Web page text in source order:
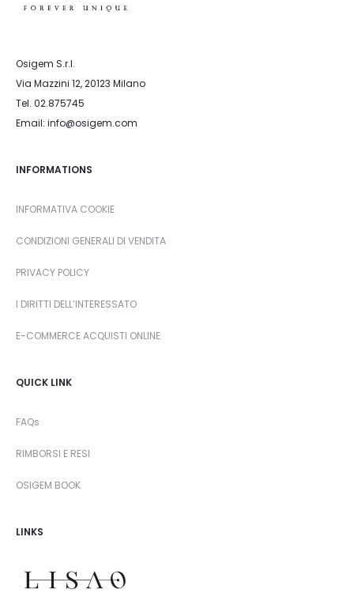
Osigem S.r.l.
Via Mazzini 12, 20123 Milano
Tel. 02.875745
Email: info@osigem.com
INFORMATIONS
INFORMATIVA COOKIE
CONDIZIONI GENERALI DI VENDITA
PRIVACY POLICY
I DIRITTI DELL’INTERESSATO
E-COMMERCE ACQUISTI ONLINE
QUICK LINK
FAQs
RIMBORSI E RESI
OSIGEM BOOK
LINKS